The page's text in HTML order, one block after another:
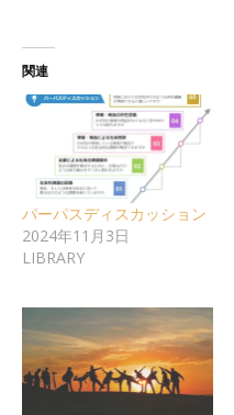
関連
パーパスディスカッション
2024年11月3日
LIBRARY